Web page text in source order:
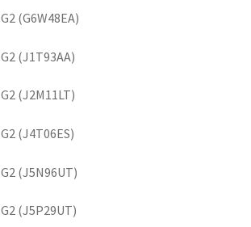
(G6W48EA)
(J1T93AA)
(J2M11LT)
(J4T06ES)
(J5N96UT)
(J5P29UT)